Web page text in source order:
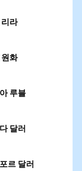
라
화
루블
달러
르 달러